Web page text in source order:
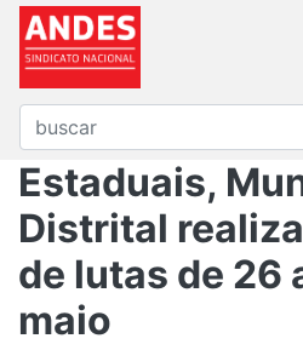
Estaduais,
Distrital
de lutas de 26
maio